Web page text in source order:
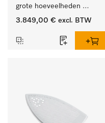
grote hoeveelheden
serviesgoed thuis en in
3.849,00 € excl. BTW